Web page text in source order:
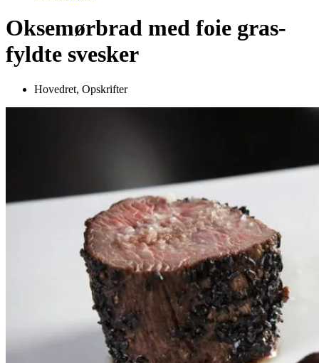
Oksemørbrad med foie gras-
fyldte svesker
Hovedret, Opskrifter